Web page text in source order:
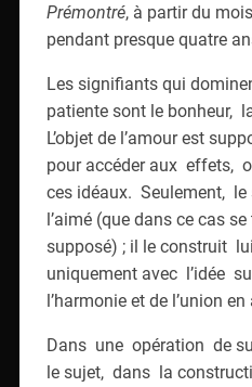
Prémontré, à partir du
pendant presque quatre
Les signifiants qui
patiente sont le bonheur,
L’objet de l’amour est
pour accéder aux effets,
ces idéaux. Seulement, le
l’aimé (que dans ce cas
supposé) ; il le construit
uniquement avec l’idée
l’harmonie et de l’union en
Dans une opération de
le sujet, dans la